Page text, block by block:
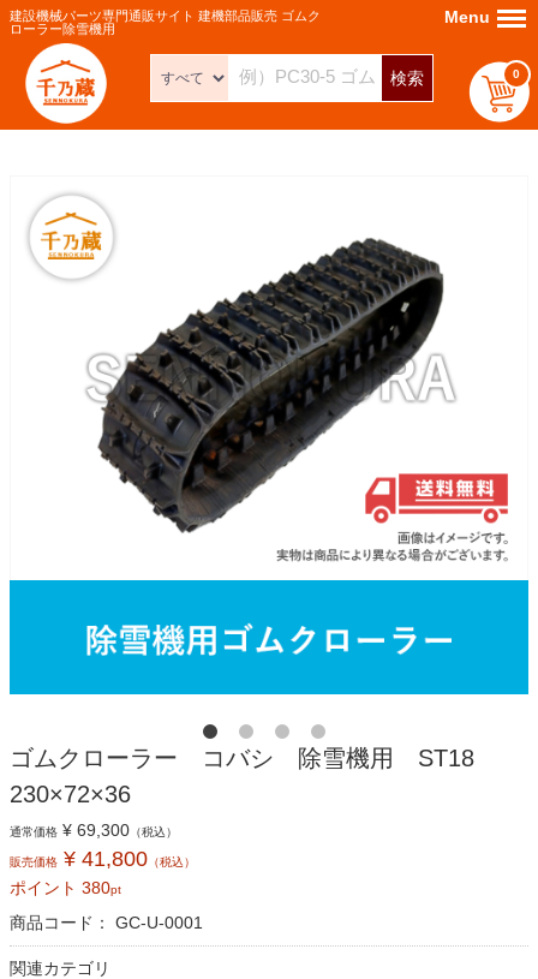
建設機械パーツ専門通販サイト 建機部品販売 ゴムク
ローラー除雪機用
検索 0
Menu Menu
ゴムクローラー コバシ 除雪機用 ST18
230×72×36
通常価格 ¥ 69,300 （税込）
販売価格 ¥ 41,800 （税込）
ポイント 380pt
商品コード： GC-U-0001
関連カテゴリ